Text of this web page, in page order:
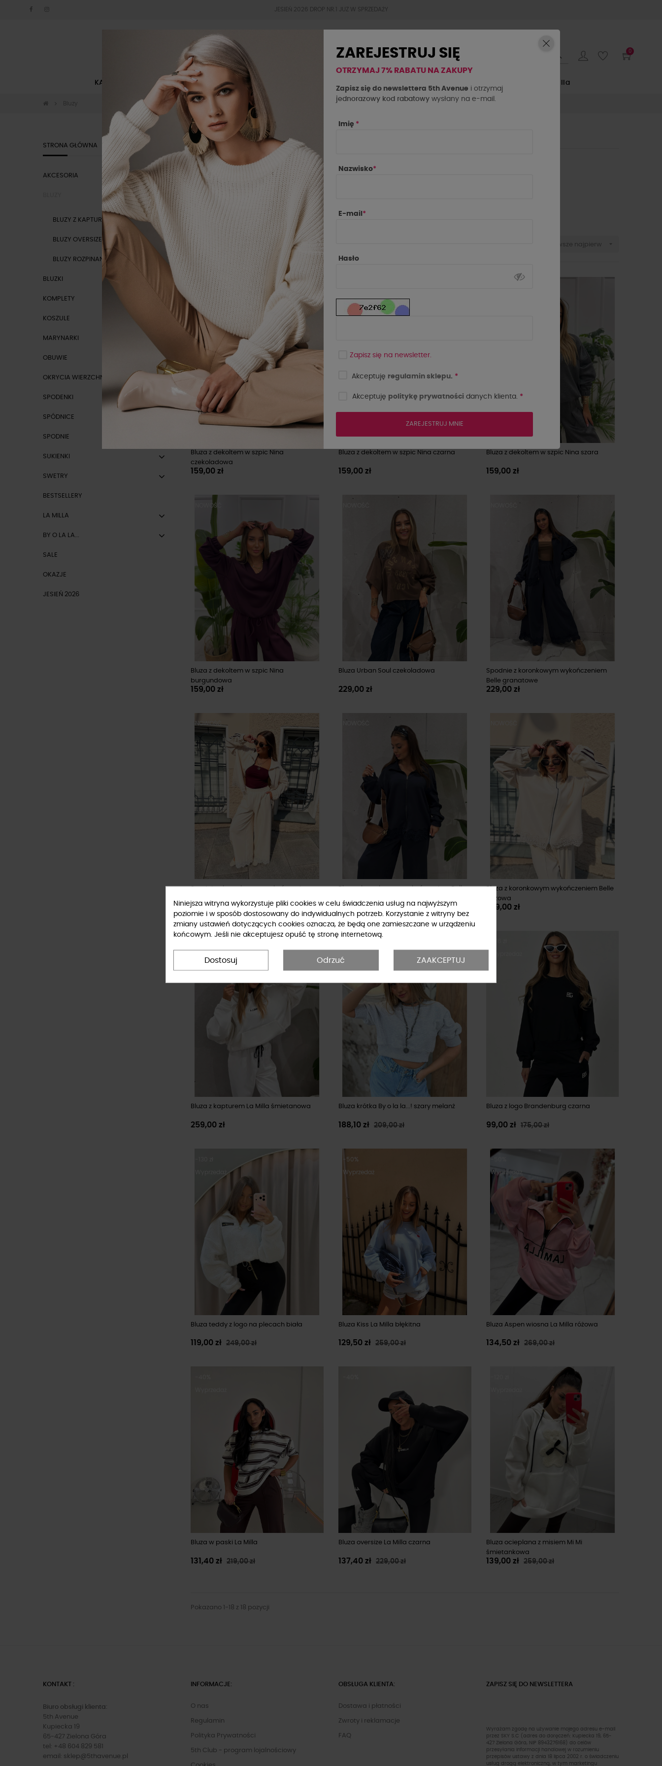
JESIEŃ 2026 DROP NR.1 JUZ W SPRZEDAŻY
KATEGORIE NOWOŚCI BESTSELLERY La Milla
0
STRONA GŁÓWNA
AKCESORIA
BLUZY Z KAPTUREM
BLUZY OVERSIZE
BLUZY ROZPINANE
BLUZKI
KOMPLETY
KOSZULE
MARYNARKI
OBUWIE
OKRYCIA WIERZCHNIE
SPODENKI
SPÓDNICE
SPODNIE
SUKIENKI
SWETRY
BESTSELLERY
LA MILLA
BY O LA LA...
SALE
OKAZJE
JESIEŃ 2026
BLUZY DAMSKIE
KATEGORIE CENA
Najnowsze najpierw 
NOWOŚĆ
Bluza z dekoltem w szpic Nina
czekoladowa
159,00 zł
Bluza z dekoltem w szpic Nina czarna
159,00 zł
Bluza z dekoltem w szpic Nina szara
159,00 zł
NOWOŚĆ
Bluza z dekoltem w szpic Nina
burgundowa
159,00 zł
Bluza Urban Soul czekoladowa
229,00 zł
Spodnie z koronkowym wykończeniem
Belle granatowe
229,00 zł
NOWOŚĆ
Spodnie z koronkowym wykończeniem
229,00 zł
Bluza z koronkowym wykończeniem Belle
279,00 zł
Bluza z koronkowym wykończeniem Belle
beżowa
279,00 zł
Bluza z kapturem La Milla śmietanowa
259,00 zł
Bluza krótka By o la la...! szary melanż
188,10 zł 209,00 zł
Bluza z logo Brandenburg czarna
99,00 zł 175,00 zł
Bluza teddy z logo na plecach biała
119,00 zł 249,00 zł
-50%
Wyprzedaż
Bluza Kiss La Milla błękitna
129,50 zł 259,00 zł
-50%
Wyprzedaż
Bluza Aspen wiosna La Milla różowa
134,50 zł 269,00 zł
Bluza w paski La Milla
131,40 zł 219,00 zł
Bluza oversize La Milla czarna
137,40 zł 229,00 zł
Bluza ocieplana z misiem Mi Mi
śmietankowa
139,00 zł 259,00 zł
Pokazano 1-18 z 18 pozycji
KONTAKT :
Biuro obsługi klienta:
5th Avenue
Kupiecka 19
65-427 Zielona Góra
tel: +48 604 829 581
email: sklep@5thavenue.pl
INFORMACJE:
O nas
Regulamin
Polityka Prywatności
5th Club - program lojalnościowy
OBSŁUGA KLIENTA:
Dostawa i płatności
Zwroty i reklamacje
FAQ
ZAPISZ SIĘ DO NEWSLETTERA
Wyrażam zgodę na używanie mojego adresu e-mail
przez SKY S.C (adres do doręczeń: Kupiecka 19, 65-
427 Zielona Góra, NIP 8943276168) do celów
przesyłania informacji handlowej w rozumieniu
przepisów ustawy z dnia 18 lipca 2002 r. o świadczeniu
usług drogą elektroniczną, w tym marketingu
ZAREJESTRUJ SIĘ
OTRZYMAJ 7% RABATU NA ZAKUPY
Zapisz się do newslettera 5th Avenue i otrzymaj
jednorazowy kod rabatowy wysłany na e-mail.
Imię *
Nazwisko*
E-mail *
Hasło
Zapisz się na newsletter.
Akceptuję regulamin sklepu. *
Akceptuję politykę prywatności danych klienta. *
ZAREJESTRUJ MNIE
Niniejsza witryna wykorzystuje pliki cookies w celu świadczenia usług na najwyższym
poziomie i w sposób dostosowany do indywidualnych potrzeb. Korzystanie z witryny bez
zmiany ustawień dotyczących cookies oznacza, że będą one zamieszczane w urządzeniu
końcowym. Jeśli nie akceptujesz opuść tę stronę internetową.
Dostosuj Odrzuć ZAAKCEPTUJ